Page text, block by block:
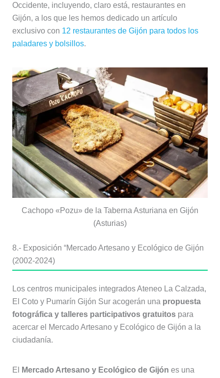
Occidente, incluyendo, claro está, restaurantes en
Gijón, a los que les hemos dedicado un artículo
exclusivo con 12 restaurantes de Gijón para todos los
paladares y bolsillos.
Cachopo «Pozu» de la Taberna Asturiana en Gijón
(Asturias)
8.- Exposición “Mercado Artesano y Ecológico de Gijón
(2002-2024)
Los centros municipales integrados Ateneo La Calzada,
El Coto y Pumarín Gijón Sur acogerán una propuesta
fotográfica y talleres participativos gratuitos para
acercar el Mercado Artesano y Ecológico de Gijón a la
ciudadanía.
El Mercado Artesano y Ecológico de Gijón es una